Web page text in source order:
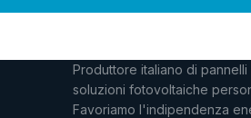
Produttore italiano di pannelli
soluzioni fotovoltaiche
Favoriamo l'indipendenza